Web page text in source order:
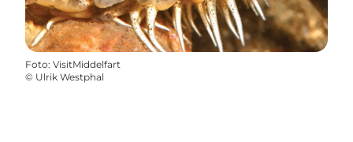
Foto: VisitMiddelfart
© Ulrik Westphal